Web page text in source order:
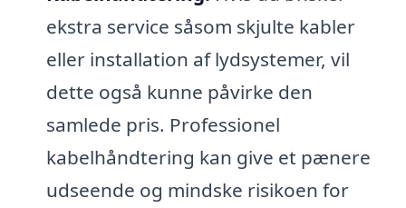
ekstra service såsom skjulte kabler
eller installation af lydsystemer, vil
dette også kunne påvirke den
samlede pris. Professionel
kabelhåndtering kan give et pænere
udseende og mindske risikoen for